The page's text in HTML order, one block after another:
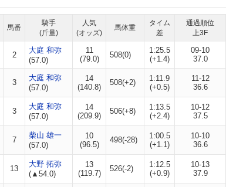
馬番
騎手
(斤量)
人気
(オッズ)
馬体重
タイム
差
通過順位
上3F
2
大庭 和弥
(57.0)
11
(79.0)
508(0)
1:25.5
(+1.4)
09-10
37.0
3
大庭 和弥
(57.0)
14
(140.8)
508(+2)
1:11.9
(+0.5)
11-12
36.6
3
大庭 和弥
(57.0)
14
(209.9)
506(+8)
1:13.5
(+2.4)
10-12
37.5
7
柴山 雄一
(57.0)
10
(96.5)
498(-28)
1:00.5
(+1.1)
10-10
36.6
13
大野 拓弥
(▲54.0)
13
(119.7)
526(-2)
1:12.5
(+0.9)
10-13
37.9